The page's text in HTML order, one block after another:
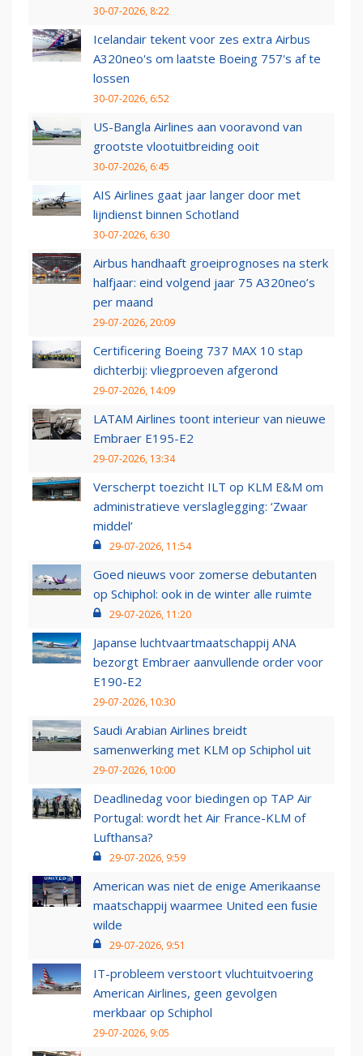
30-07-2026, 8:22
Icelandair tekent voor zes extra Airbus
A320neo's om laatste Boeing 757's af te
lossen
30-07-2026, 6:52
US-Bangla Airlines aan vooravond van
grootste vlootuitbreiding ooit
30-07-2026, 6:45
AIS Airlines gaat jaar langer door met
lijndienst binnen Schotland
30-07-2026, 6:30
Airbus handhaaft groeiprognoses na sterk
halfjaar: eind volgend jaar 75 A320neo’s
per maand
29-07-2026, 20:09
Certificering Boeing 737 MAX 10 stap
dichterbij: vliegproeven afgerond
29-07-2026, 14:09
LATAM Airlines toont interieur van nieuwe
Embraer E195-E2
29-07-2026, 13:34
Verscherpt toezicht ILT op KLM E&M om
administratieve verslaglegging: ‘Zwaar
middel’
29-07-2026, 11:54
Goed nieuws voor zomerse debutanten
op Schiphol: ook in de winter alle ruimte
29-07-2026, 11:20
Japanse luchtvaartmaatschappij ANA
bezorgt Embraer aanvullende order voor
E190-E2
29-07-2026, 10:30
Saudi Arabian Airlines breidt
samenwerking met KLM op Schiphol uit
29-07-2026, 10:00
Deadlinedag voor biedingen op TAP Air
Portugal: wordt het Air France-KLM of
Lufthansa?
29-07-2026, 9:59
American was niet de enige Amerikaanse
maatschappij waarmee United een fusie
wilde
29-07-2026, 9:51
IT-probleem verstoort vluchtuitvoering
American Airlines, geen gevolgen
merkbaar op Schiphol
29-07-2026, 9:05